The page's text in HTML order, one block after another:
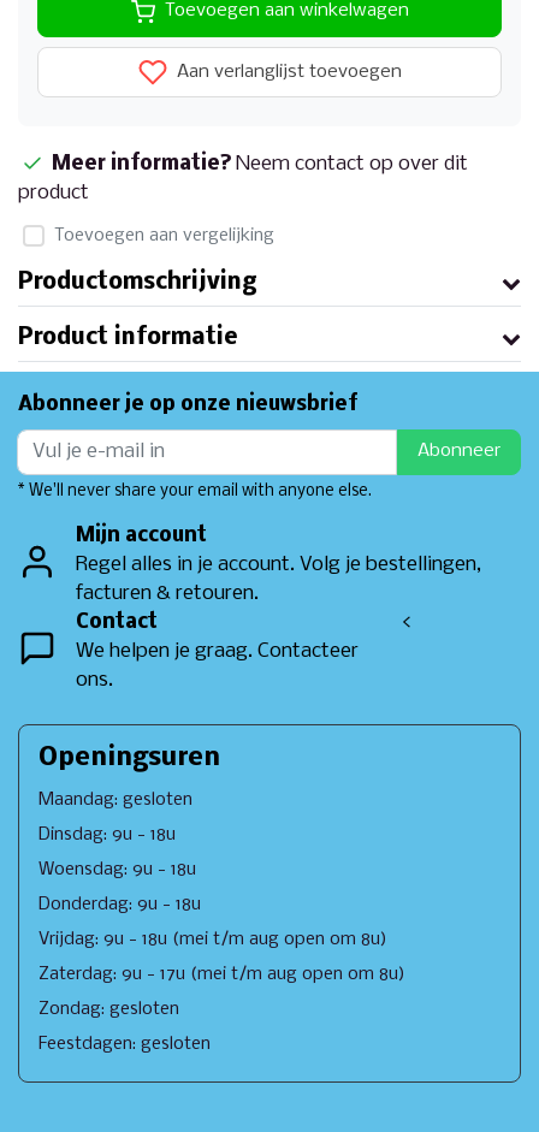
Toevoegen aan winkelwagen
Aan verlanglijst toevoegen
Meer informatie? Neem contact op over dit
product
Toevoegen aan vergelijking
Productomschrijving
Product informatie
Abonneer je op onze nieuwsbrief
Abonneer
* We'll never share your email with anyone else.
Mijn account
Regel alles in je account. Volg je bestellingen,
facturen & retouren.
Contact
We helpen je graag. Contacteer
ons.
<
Openingsuren
Maandag: gesloten
Dinsdag: 9u - 18u
Woensdag: 9u - 18u
Donderdag: 9u - 18u
Vrijdag: 9u - 18u (mei t/m aug open om 8u)
Zaterdag: 9u - 17u (mei t/m aug open om 8u)
Zondag: gesloten
Feestdagen: gesloten